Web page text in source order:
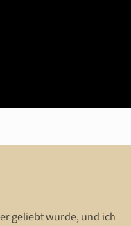
geliebt wurde, und ich